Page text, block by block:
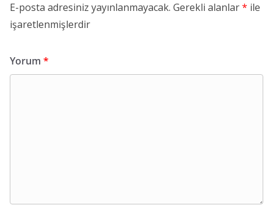
E-posta adresiniz yayınlanmayacak. Gerekli alanlar* ile
işaretlenmişlerdir
Yorum *